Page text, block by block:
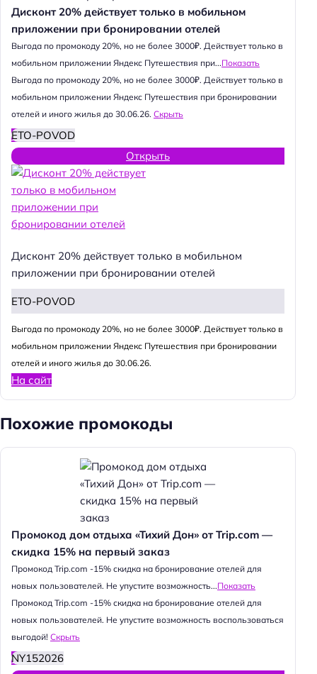
Дисконт 20% действует только в мобильном
приложении при бронировании отелей
Выгода по промокоду 20%, но не более 3000₽. Действует только в
мобильном приложении Яндекс Путешествия при...Показать
Выгода по промокоду 20%, но не более 3000₽. Действует только в
мобильном приложении Яндекс Путешествия при бронировании
отелей и иного жилья до 30.06.26. Скрыть
ETO-POVOD
Открыть
Дисконт 20% действует только в мобильном
приложении при бронировании отелей
ETO-POVOD
Выгода по промокоду 20%, но не более 3000₽. Действует только в
мобильном приложении Яндекс Путешествия при бронировании
отелей и иного жилья до 30.06.26.
На сайт
Похожие промокоды
Промокод дом отдыха «Тихий Дон» от Trip.com —
скидка 15% на первый заказ
Промокод Trip.com -15% скидка на бронирование отелей для
новых пользователей. Не упустите возможность...Показать
Промокод Trip.com -15% скидка на бронирование отелей для
новых пользователей. Не упустите возможность воспользоваться
выгодой! Скрыть
NY152026